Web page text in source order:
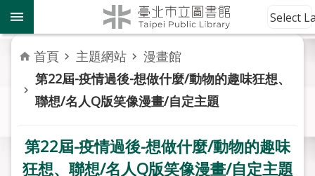
跳到主要內容區塊
到
館
資
訊
服
務
Select
首頁 主題網站
漫畫館
第22屆-疫情過後-想做什麼/動物的趣味狂想、
聯想/名人Q版笑像漫畫/自定主題
第22屆-疫情過後-想做什麼/動物的趣味
狂想、聯想/名人Q版笑像漫畫/自定主題